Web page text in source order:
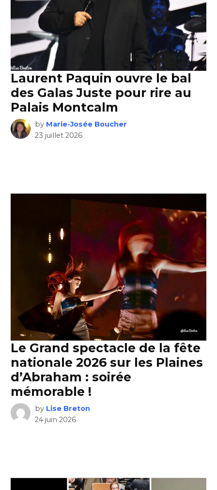
Laurent Paquin ouvre le bal
des Galas Juste pour rire au
Palais Montcalm
by Marie-Josée Boucher
23 juillet 2026
Le Grand spectacle de la fête
nationale 2026 sur les Plaines
d’Abraham : soirée
mémorable !
by Lise Breton
24 juin 2026